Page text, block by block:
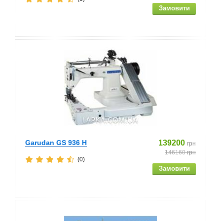
Garudan GS 936 H 139200 грн
146160грн
(0)